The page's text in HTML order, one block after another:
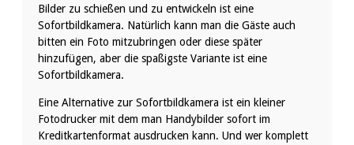
Bilder zu schießen und zu entwickeln ist eine
Sofortbildkamera. Natürlich kann man die Gäste auch
bitten ein Foto mitzubringen oder diese später
hinzufügen, aber die spaßigste Variante ist eine
Sofortbildkamera.
Eine Alternative zur Sofortbildkamera ist ein kleiner
Fotodrucker mit dem man Handybilder sofort im
Kreditkartenformat ausdrucken kann. Und wer komplett